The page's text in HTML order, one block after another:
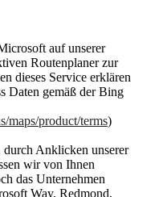
auf unserer
Routenplaner zur
dieses Service erklären
Daten gemäß der Bing
maps/product/terms)
Anklicken unserer
wir von Ihnen
das Unternehmen
Way, Redmond,